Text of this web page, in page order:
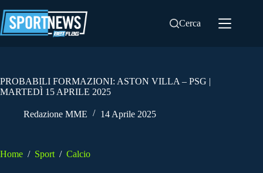
al
contenuto
Cerca
PROBABILI FORMAZIONI: ASTON VILLA – PSG |
MARTEDÌ 15 APRILE 2025
Redazione MME 14 Aprile 2025
Home / Sport / Calcio